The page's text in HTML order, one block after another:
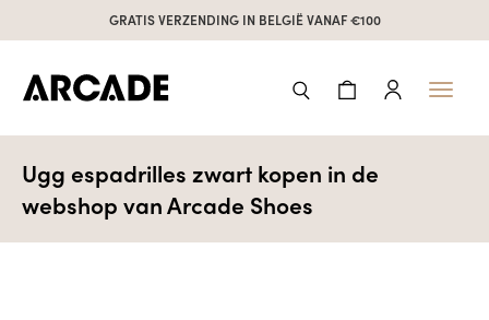
GRATIS VERZENDING IN BELGIË VANAF €100
Toggle
Ugg espadrilles zwart kopen in de
webshop van Arcade Shoes